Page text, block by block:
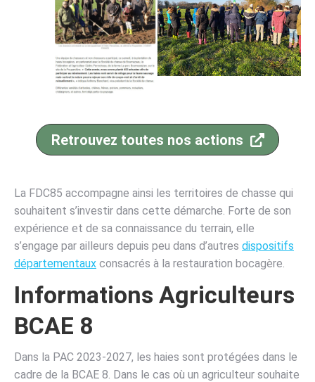
Retrouvez toutes nos actions
La FDC85 accompagne ainsi les territoires de chasse qui
souhaitent s’investir dans cette démarche. Forte de son
expérience et de sa connaissance du terrain, elle
s’engage par ailleurs depuis peu dans d’autres dispositifs
départementaux consacrés à la restauration bocagère.
Informations Agriculteurs
BCAE 8
Dans la PAC 2023-2027, les haies sont protégées dans le
cadre de la BCAE 8. Dans le cas où un agriculteur souhaite